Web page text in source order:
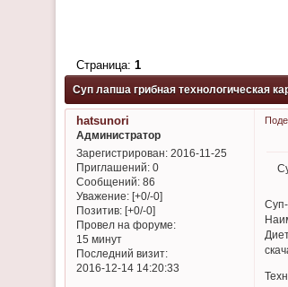
Суп лапша грибная технологическая
Страница: 1
hatsunori
Администратор
Зарегистрирован: 2016-11-25
Приглашений:0
Сообщений:86
Уважение: [+0/-0]
Позитив: [+0/-0]
Провел на форуме:
15 минут
Последний визит:
2016-12-14 14:20:33